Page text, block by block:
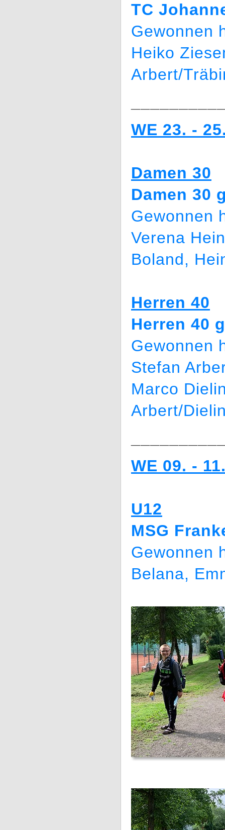
TC
Gewonnen
Heiko
Arbert/
WE 23. -
Damen 30
Damen 30
Gewonnen
Verena
Boland,
Herren 40
Herren 40
Gewonnen
Stefan
Marco
Arbert/
WE 09. -
U12
MSG
Gewonnen
Belana,